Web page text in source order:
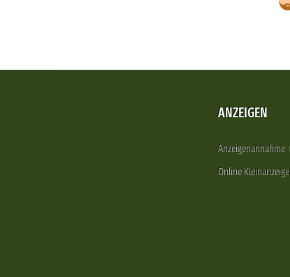
ANZEIGEN
Anzeigenannahme
Online